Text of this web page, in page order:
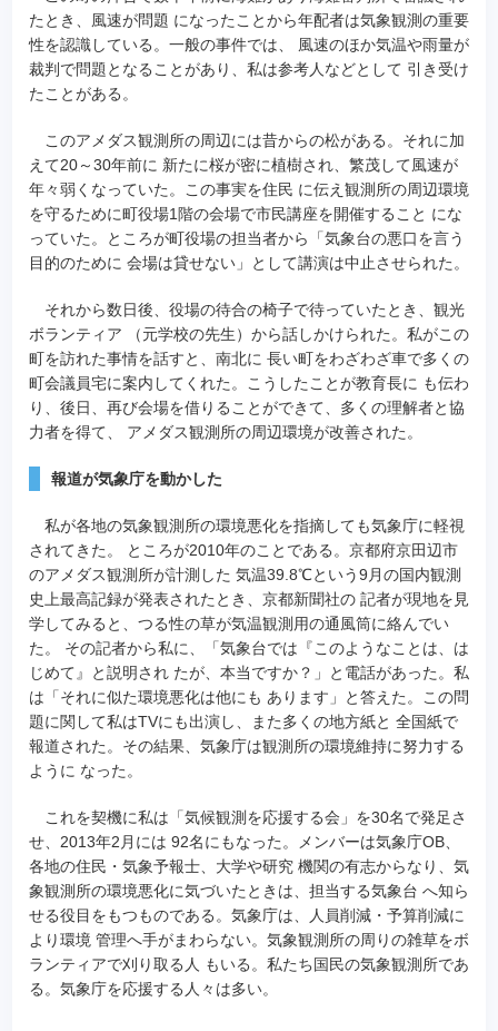
たとき、風速が問題 になったことから年配者は気象観測の重要
性を認識している。一般の事件では、 風速のほか気温や雨量が
裁判で問題となることがあり、私は参考人などとして 引き受け
たことがある。
このアメダス観測所の周辺には昔からの松がある。それに加
えて20～30年前に 新たに桜が密に植樹され、繁茂して風速が
年々弱くなっていた。この事実を住民 に伝え観測所の周辺環境
を守るために町役場1階の会場で市民講座を開催すること にな
っていた。ところが町役場の担当者から「気象台の悪口を言う
目的のために 会場は貸せない」として講演は中止させられた。
それから数日後、役場の待合の椅子で待っていたとき、観光
ボランティア （元学校の先生）から話しかけられた。私がこの
町を訪れた事情を話すと、南北に 長い町をわざわざ車で多くの
町会議員宅に案内してくれた。こうしたことが教育長に も伝わ
り、後日、再び会場を借りることができて、多くの理解者と協
力者を得て、 アメダス観測所の周辺環境が改善された。
報道が気象庁を動かした
私が各地の気象観測所の環境悪化を指摘しても気象庁に軽視
されてきた。 ところが2010年のことである。京都府京田辺市
のアメダス観測所が計測した 気温39.8℃という9月の国内観測
史上最高記録が発表されたとき、京都新聞社の 記者が現地を見
学してみると、つる性の草が気温観測用の通風筒に絡んでい
た。 その記者から私に、「気象台では『このようなことは、は
じめて』と説明され たが、本当ですか？」と電話があった。私
は「それに似た環境悪化は他にも あります」と答えた。この問
題に関して私はTVにも出演し、また多くの地方紙と 全国紙で
報道された。その結果、気象庁は観測所の環境維持に努力する
ように なった。
これを契機に私は「気候観測を応援する会」を30名で発足さ
せ、2013年2月には 92名にもなった。メンバーは気象庁OB、
各地の住民・気象予報士、大学や研究 機関の有志からなり、気
象観測所の環境悪化に気づいたときは、担当する気象台 へ知ら
せる役目をもつものである。気象庁は、人員削減・予算削減に
より環境 管理へ手がまわらない。気象観測所の周りの雑草をボ
ランティアで刈り取る人 もいる。私たち国民の気象観測所であ
る。気象庁を応援する人々は多い。